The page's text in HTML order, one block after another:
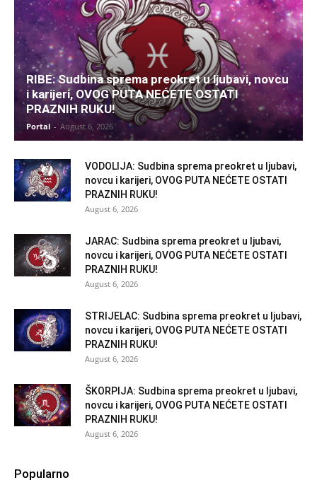
RIBE: Sudbina sprema preokret u ljubavi, novcu
i karijeri, OVOG PUTA NEĆETE OSTATI
PRAZNIH RUKU!
Portal - August 6, 2026
VODOLIJA: Sudbina sprema preokret u ljubavi,
novcu i karijeri, OVOG PUTA NEĆETE OSTATI
PRAZNIH RUKU!
August 6, 2026
JARAC: Sudbina sprema preokret u ljubavi,
novcu i karijeri, OVOG PUTA NEĆETE OSTATI
PRAZNIH RUKU!
August 6, 2026
STRIJELAC: Sudbina sprema preokret u ljubavi,
novcu i karijeri, OVOG PUTA NEĆETE OSTATI
PRAZNIH RUKU!
August 6, 2026
ŠKORPIJA: Sudbina sprema preokret u ljubavi,
novcu i karijeri, OVOG PUTA NEĆETE OSTATI
PRAZNIH RUKU!
August 6, 2026
Popularno